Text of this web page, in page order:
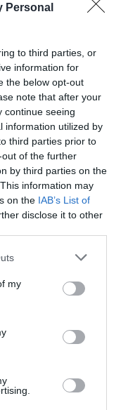
Personal
to third parties, or
information for
the below opt-out
note that after your
continue seeing
information utilized by
third parties prior to
of the further
by third parties on the
information may
on the IAB’s List of
disclose it to other
one or more Google
You may click to
third-party tags to
in below Google
my
a tulajdonos?